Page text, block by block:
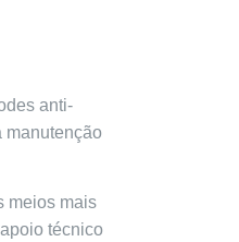
anti-
manutenção
meios mais
técnico